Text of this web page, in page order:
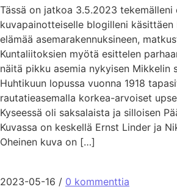
Tässä on jatkoa 3.5.2023 tekemälleni
kuvapainotteiselle blogilleni
elämää asemarakennuksineen,
Kuntaliitoksien myötä esittelen
näitä pikku asemia nykyisen Mikkelin
Huhtikuun lopussa vuonna 1918
rautatieasemalla korkea-arvoiset
Kyseessä oli saksalaista ja silloisen
Kuvassa on keskellä Ernst Linder ja
Oheinen kuva on […]
2023-05-16 / 0 kommenttia